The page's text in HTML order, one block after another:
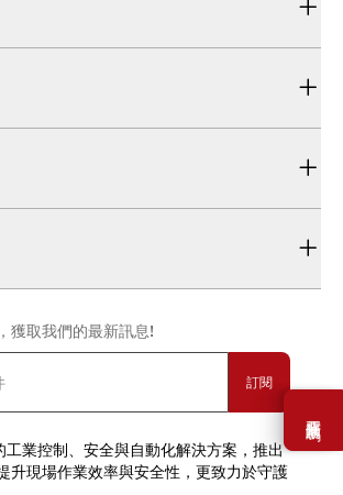
需要幫助嗎？
獲取我們的最新訊息!
訂閱
工業控制、安全與自動化解決方案，推出
升現場作業效率與安全性，更致力於守護